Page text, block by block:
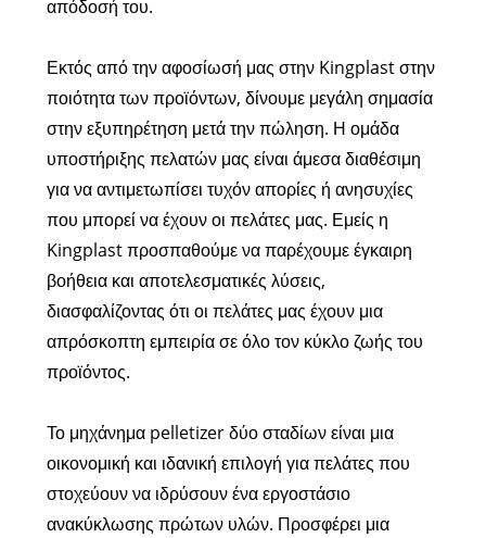
απόδοσή του.
Εκτός από την αφοσίωσή μας στην Kingplast στην
ποιότητα των προϊόντων, δίνουμε μεγάλη σημασία
στην εξυπηρέτηση μετά την πώληση. Η ομάδα
υποστήριξης πελατών μας είναι άμεσα διαθέσιμη
για να αντιμετωπίσει τυχόν απορίες ή ανησυχίες
που μπορεί να έχουν οι πελάτες μας. Εμείς η
Kingplast προσπαθούμε να παρέχουμε έγκαιρη
βοήθεια και αποτελεσματικές λύσεις,
διασφαλίζοντας ότι οι πελάτες μας έχουν μια
απρόσκοπτη εμπειρία σε όλο τον κύκλο ζωής του
προϊόντος.
Το μηχάνημα pelletizer δύο σταδίων είναι μια
οικονομική και ιδανική επιλογή για πελάτες που
στοχεύουν να ιδρύσουν ένα εργοστάσιο
ανακύκλωσης πρώτων υλών. Προσφέρει μια